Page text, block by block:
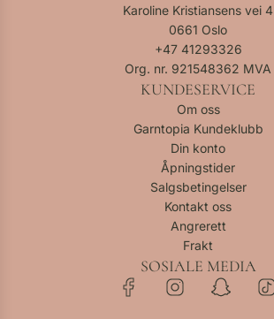
Karoline Kristiansens vei 4
0661 Oslo
+47 41293326
Org. nr. 921548362 MVA
KUNDESERVICE
Om oss
Garntopia Kundeklubb
Din konto
Åpningstider
Salgsbetingelser
Kontakt oss
Angrerett
Frakt
SOSIALE MEDIA